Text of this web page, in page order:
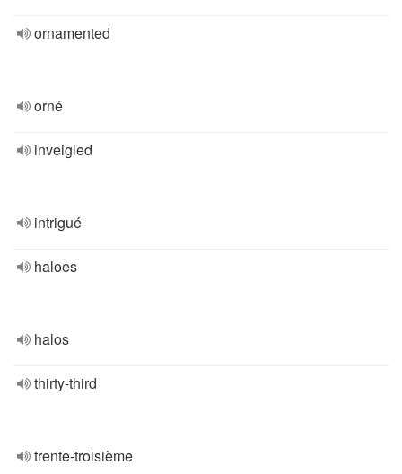
ornamented
orné
inveigled
intrigué
haloes
halos
thirty-third
trente-troisième